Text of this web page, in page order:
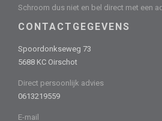
Schroom dus niet en bel direct met een
CONTACTGEGEVENS
Spoordonkseweg 73
5688 KC Oirschot
Direct persoonlijk advies
0613219559
E-mail